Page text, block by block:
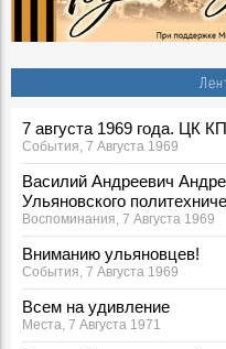
7 августа 1969 года. ЦК
События, 7 Августа 1969
Василий Андреевич
Ульяновского
Воспоминания, 7 Августа 1969
Вниманию ульяновцев!
События, 7 Августа 1969
Всем на удивление
Места, 7 Августа 1971